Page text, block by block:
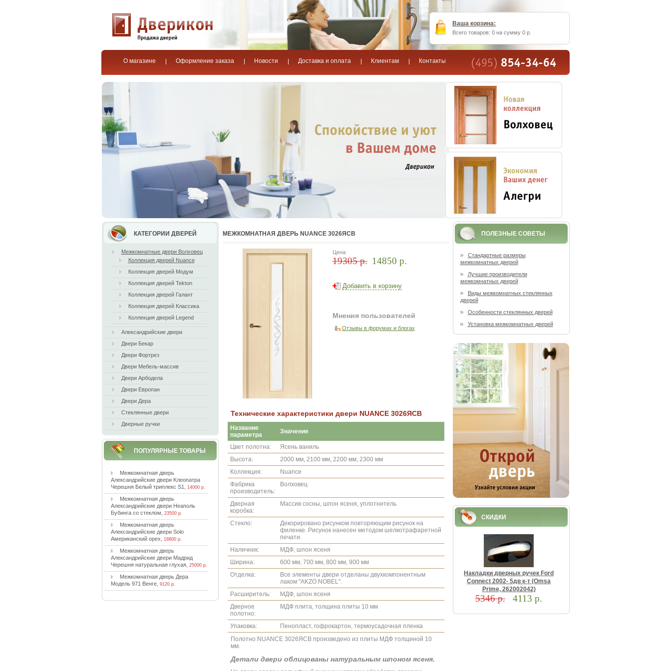
Ваша корзина:
Всего товаров: 0 на сумму 0 р.
О магазине Оформление заказа Новости Доставка и оплата Клиентам Контакты
КАТЕГОРИИ ДВЕРЕЙ
Межкомнатные двери Волховец
Коллекция дверей Nuance
Коллекция дверей Модум
Коллекция дверей Tekton
Коллекция дверей Галант
Коллекция дверей Классика
Коллекция дверей Legend
Александрийские двери
Двери Бекар
Двери Фортрез
Двери Мебель-массив
Двери Арбодела
Двери Европан
Двери Дера
Стеклянные двери
Дверные ручки
ПОПУЛЯРНЫЕ ТОВАРЫ
Meжкoмнaтнaя двepь
Aлeкcaндpийcкиe двepи Kлeoпaтpa
Чepeшня Бeлый тpиплeкc S1
14000 р.
Meжкoмнaтнaя двepь
Aлeкcaндpийcкиe двepи Heaпoль
Бубингa co cтeклoм
23500 р.
Meжкoмнaтнaя двepь
Aлeкcaндpийcкиe двepи Solo
Aмepикaнcкий opex
18800 р.
Meжкoмнaтнaя двepь
Aлeкcaндpийcкиe двepи Maдpид
Чepeшня нaтуpaльнaя глуxaя, 25000 р.
Meжкoмнaтнaя двepь Дepa
Moдeль 971 Beнгe, 9120 р.
МЕЖКОМНАТНАЯ ДВЕРЬ NUANCE 3026ЯСВ
Цена:
19305 p. 14850 p.
Добавить в корзину
Мнения пользователей
Отзывы в форумах и блогах
Технические характеристики двери NUANCE 3026ЯСВ
Название
параметра
Значение
Цвет полотна:
Ясень ваниль
Высота:
2000 мм, 2100 мм, 2200 мм, 2300 мм
Коллекция:
Nuance
Фабрика
производитель:
Волховец
Дверная
коробка:
Массив сосны, шпон ясеня, уплотнитель
Стекло:
Декорировано рисунком повторяющим рисунок на
филенке. Рисунок нанесен методом шелкотрафаретной
печати.
Наличник:
МДФ, шпон ясеня
Ширина:
600 мм, 700 мм, 800 мм, 900 мм
Отделка:
Все элементы двери отделаны двухкомпонентным
лаком "AKZO NOBEL".
Расширитель:
МДФ, шпон ясеня
Дверное
полотно:
МДФ плита, толщина плиты 10 мм
Упаковка:
Пенопласт, гофрокартон, термоусадочная пленка
Полотно NUANCE 3026ЯСВ произведено из плиты МДФ толщиной 10
мм.
Детали двери облицованы натуральным шпоном ясеня.
ПОЛЕЗНЫЕ СОВЕТЫ
Стандартные размеры
межкомнатных дверей
Лучшие производители
межкомнатных дверей
Виды межкомнатных стеклянных
дверей
Особенности стеклянных дверей
Установка межкомнатных дверей
СКИДКИ
Haклaдки двepныx pучeк Ford
Connect 2002- 5дв к-т (Omsa
Prime, 262002042)
5346 р. 4113 р.